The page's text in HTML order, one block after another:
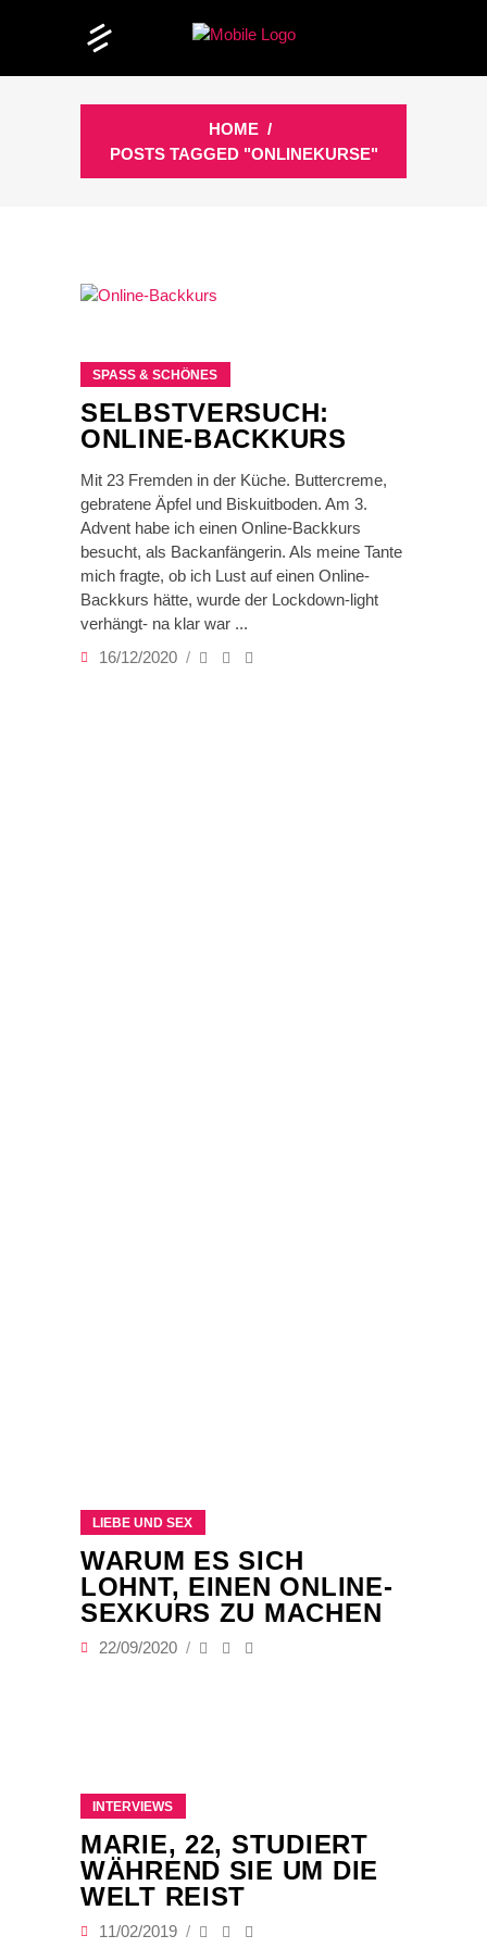
HOME /
POSTS TAGGED "ONLINEKURSE"
SPASS & SCHÖNES
SELBSTVERSUCH:
ONLINE-BACKKURS
Mit 23 Fremden in der Küche. Buttercreme,
gebratene Äpfel und Biskuitboden. Am 3.
Advent habe ich einen Online-Backkurs
besucht, als Backanfängerin. Als meine Tante
mich fragte, ob ich Lust auf einen Online-
Backkurs hätte, wurde der Lockdown-light
verhängt- na klar war
16/12/2020
LIEBE UND SEX
WARUM ES SICH
LOHNT, EINEN ONLINE-
SEXKURS ZU MACHEN
22/09/2020
INTERVIEWS
MARIE, 22, STUDIERT
WÄHREND SIE UM DIE
WELT REIST
11/02/2019